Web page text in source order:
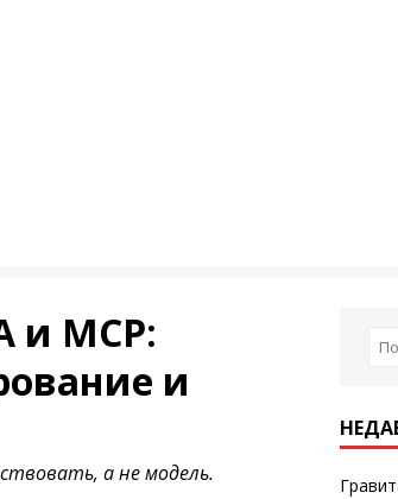
и MCP:
и
а не модель.